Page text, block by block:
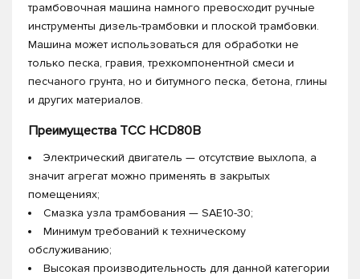
трамбовочная машина намного превосходит ручные
инструменты дизель-трамбовки и плоской трамбовки.
Машина может использоваться для обработки не
только песка, гравия, трехкомпонентной смеси и
песчаного грунта, но и битумного песка, бетона, глины
и других материалов.
Преимущества ТСС HCD80B
Электрический двигатель — отсутствие выхлопа, а
значит агрегат можно применять в закрытых
помещениях;
Смазка узла трамбования — SAE10-30;
Минимум требований к техническому
обслуживанию;
Высокая производительность для данной категории